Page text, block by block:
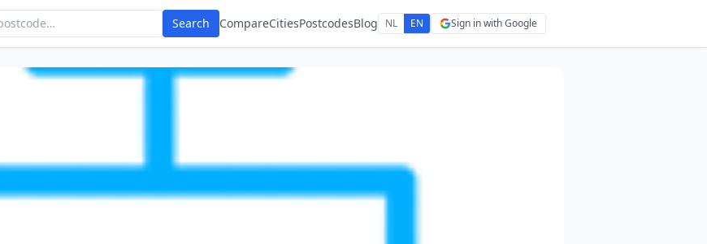
Search CompareCitiesPostcodesBlog NL EN Sign in with Google